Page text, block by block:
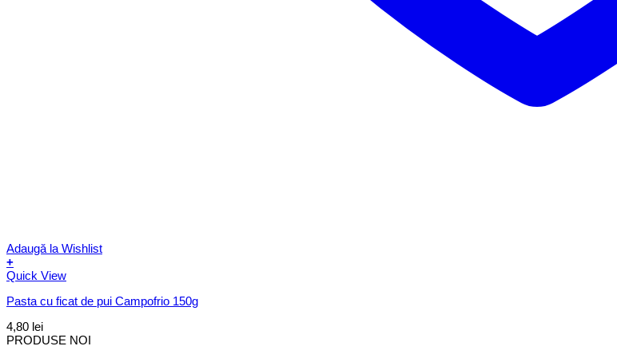
Adaugă la Wishlist
+
Quick View
Pasta cu ficat de pui Campofrio 150g
4,80 lei
PRODUSE NOI